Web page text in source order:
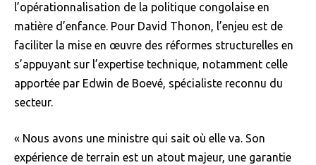
l’opérationnalisation de la politique congolaise en
matière d’enfance. Pour David Thonon, l’enjeu est de
faciliter la mise en œuvre des réformes structurelles en
s’appuyant sur l’expertise technique, notamment celle
apportée par Edwin de Boevé, spécialiste reconnu du
secteur.
« Nous avons une ministre qui sait où elle va. Son
expérience de terrain est un atout majeur, une garantie